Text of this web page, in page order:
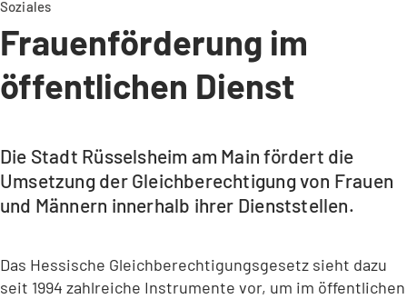
Soziales
Frauenförderung im
öffentlichen Dienst
Die Stadt Rüsselsheim am Main fördert die
Umsetzung der Gleichberechtigung von Frauen
und Männern innerhalb ihrer Dienststellen.
Das Hessische Gleichberechtigungsgesetz sieht dazu
seit 1994 zahlreiche Instrumente vor, um im öffentlichen